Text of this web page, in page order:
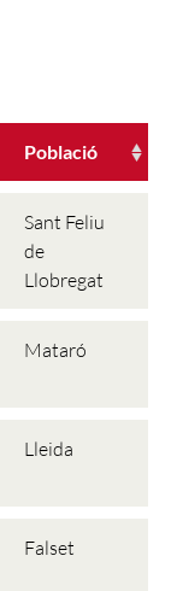
Població
Sant Feliu
de
Llobregat
Mataró
Lleida
Falset